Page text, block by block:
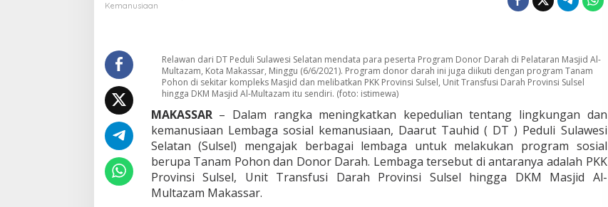
s
e
l
G
n
d
n
L
Kemanusiaan
Relawan dari DT Peduli Sulawesi Selatan mendata para peserta Program Donor Darah di Pelataran Masjid Al-
Multazam, Kota Makassar, Minggu (6/6/2021). Program donor darah ini juga diikuti dengan program Tanam
Pohon di sekitar kompleks Masjid dan melibatkan PKK Provinsi Sulsel, Unit Transfusi Darah Provinsi Sulsel
hingga DKM Masjid Al-Multazam itu sendiri. (foto: istimewa)
MAKASSAR– Dalam rangka meningkatkan kepedulian tentang lingkungan dan
kemanusiaan Lembaga sosial kemanusiaan, Daarut Tauhid ( DT ) Peduli Sulawesi
Selatan (Sulsel) mengajak berbagai lembaga untuk melakukan program sosial
berupa Tanam Pohon dan Donor Darah. Lembaga tersebut di antaranya adalah PKK
Provinsi Sulsel, Unit Transfusi Darah Provinsi Sulsel hingga DKM Masjid Al-
Multazam Makassar.